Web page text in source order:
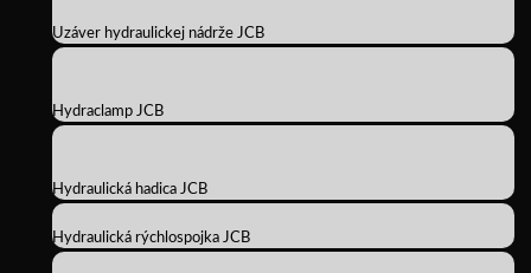
Uzáver hydraulickej nádrže JCB
Hydraclamp JCB
Hydraulická hadica JCB
Hydraulická rýchlospojka JCB